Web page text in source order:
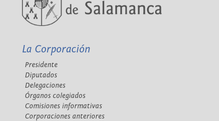
La Corporación
Presidente
Diputados
Delegaciones
Órganos colegiados
Comisiones informativas
Corporaciones anteriores